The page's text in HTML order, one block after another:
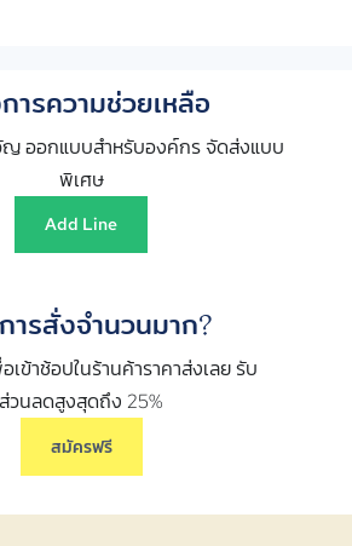
ารความช่วยเหลือ
ญ ออกแบบสำหรับองค์กร จัดส่งแบบ
พิเศษ
Add Line
ารสั่งจำนวนมาก?
เข้าช้อปในร้านค้าราคาส่งเลย รับ
ส่วนลดสูงสุดถึง 25%
สมัครฟรี